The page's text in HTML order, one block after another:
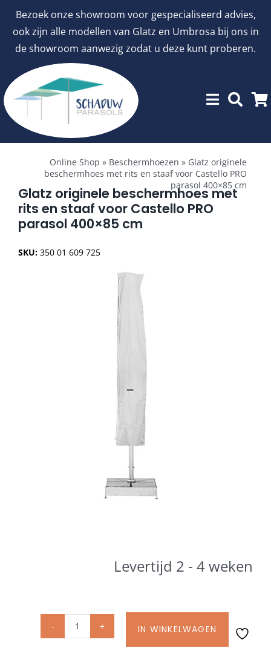
Bezoek onze showroom voor gespecialiseerd advies,
ook zijn alle modellen van Glatz en Umbrosa bij ons in
de showroom aanwezig zodat u deze kunt proberen.
inhoud
Toggle
Navigation
aanbiedingen
Stokparasols
Glatz Vita Collectie
Online Shop » Beschermhoezen » Glatz originele
beschermhoes met rits en staaf voor Castello PRO
parasol 400×85 cm
Glatz originele beschermhoes met
rits en staaf voor Castello PRO
parasol 400×85 cm
SKU: 350 01 609 725
Levertijd 2 - 4 weken
Glatz
IN WINKELWAGEN